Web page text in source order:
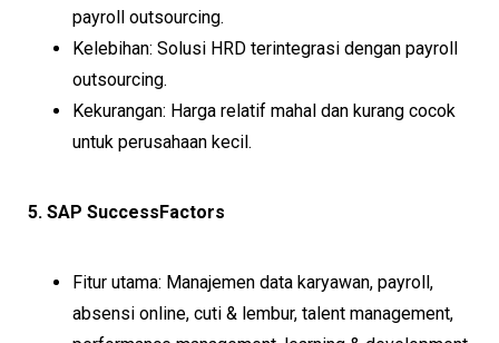
payroll outsourcing.
Kelebihan: Solusi HRD terintegrasi dengan payroll
outsourcing.
Kekurangan: Harga relatif mahal dan kurang cocok
untuk perusahaan kecil.
5. SAP SuccessFactors
Fitur utama: Manajemen data karyawan, payroll,
absensi online, cuti & lembur, talent management,